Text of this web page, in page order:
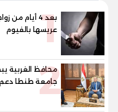
1
بعد 4 أيام
عريسها بالفيوم
2
محافظ الغربية
جامعة طنطا دعم
الاستفادة من